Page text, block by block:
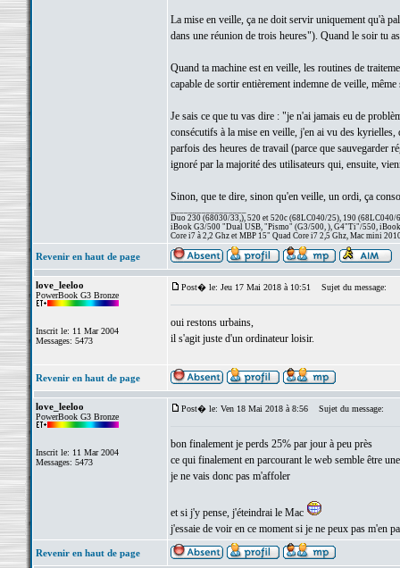
La mise en veille, ça ne doit servir uniquement qu'à
dans une réunion de trois heures"). Quand le soir tu
Quand ta machine est en veille, les routines de
capable de sortir entièrement indemne de veille,
Je sais ce que tu vas dire : "je n'ai jamais eu de
consécutifs à la mise en veille, j'en ai vu des
parfois des heures de travail (parce que sauvegarder
ignoré par la majorité des utilisateurs qui, ensuite,
Sinon, que te dire, sinon qu'en veille, un ordi, ça
Duo 230 (68030/33,), 520 et 520c (68LC040/25), 190 (68LC040/
iBook G3/500 "Dual USB, "Pismo" (G3/500, ), G4"Ti"/550,
Core i7 à 2,2 Ghz et MBP 15" Quad Core i7 2,5 Ghz, Mac mini
Revenir en haut de page
love_leeloo
PowerBook G3 Bronze
Inscrit le: 11 Mar 2004
Messages: 5473
Post� le: Jeu 17 Mai 2018 à 10:51 Sujet du message:
oui restons urbains,
il s'agit juste d'un ordinateur loisir.
Revenir en haut de page
love_leeloo
PowerBook G3 Bronze
Inscrit le: 11 Mar 2004
Messages: 5473
Post� le: Ven 18 Mai 2018 à 8:56 Sujet du message:
bon finalement je perds 25% par jour à peu près
ce qui finalement en parcourant le web semble être
je ne vais donc pas m'affoler
et si j'y pense, j'éteindrai le Mac
j'essaie de voir en ce moment si je ne peux pas m'en
Revenir en haut de page